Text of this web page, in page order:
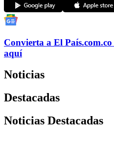
Convierta a El País.com.co
aquí
Noticias
Destacadas
Noticias Destacadas